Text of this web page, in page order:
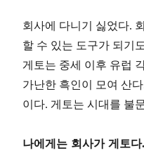
회사에 다니기 싫었다.
할 수 있는 도구가 되기
게토는 중세 이후 유럽
가난한 흑인이 모여 산다
이다. 게토는 시대를 불
나에게는 회사가 게토다.